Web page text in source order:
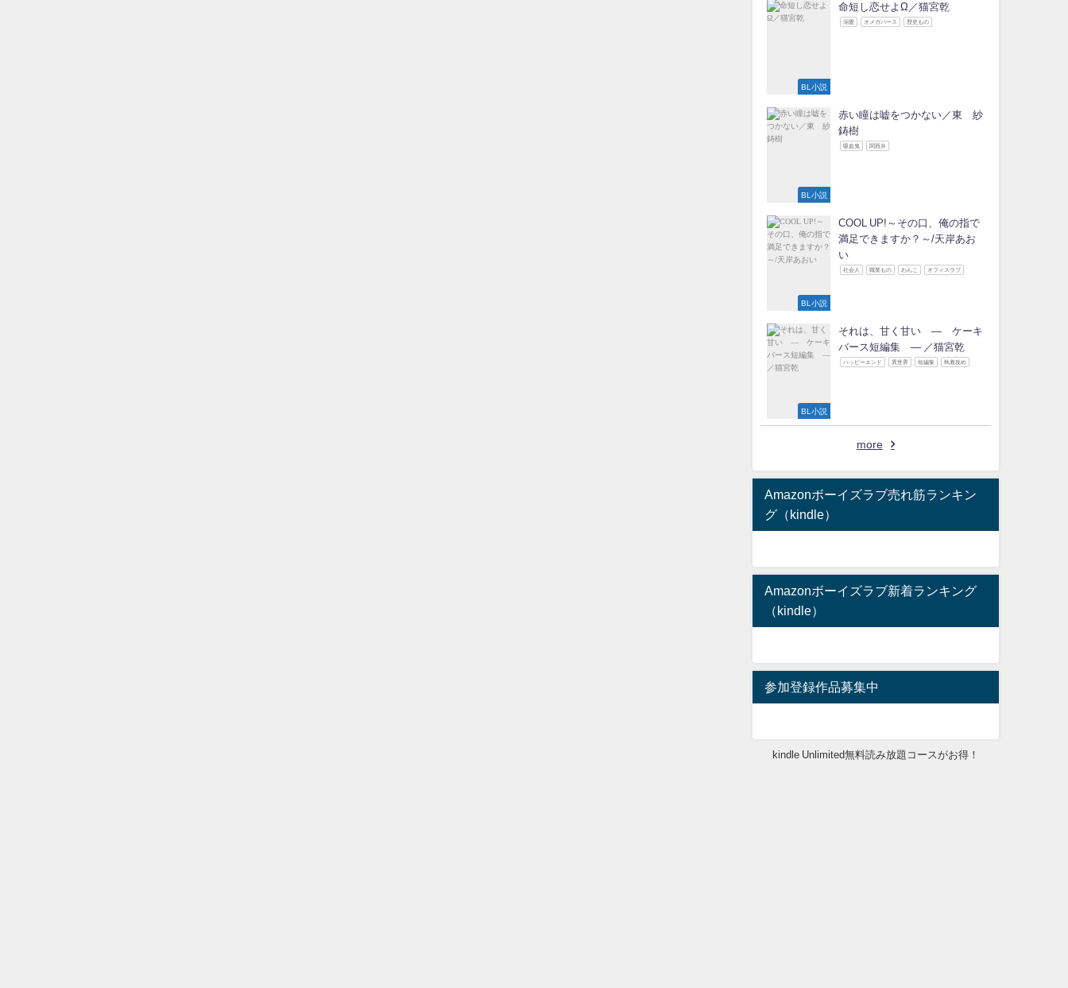
BL小説
命短し恋せよΩ／猫宮乾
溺愛 オメガバース 歴史もの
BL小説
赤い瞳は嘘をつかない／東 紗
鋳樹
吸血鬼 関西弁
BL小説
COOL UP!～その口、俺の指で
満足できますか？～/天岸あお
い
社会人 職業もの わんこ オフィスラブ
BL小説
それは、甘く甘い ― ケーキ
バース短編集 ― ／猫宮乾
ハッピーエンド 異世界 短編集 執着攻め
more
Amazonボーイズラブ売れ筋ランキン
グ（kindle）
Amazonボーイズラブ新着ランキング
（kindle）
参加登録作品募集中
kindle Unlimited無料読み放題コースがお得！